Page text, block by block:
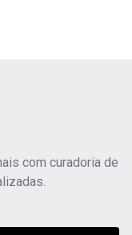
com curadoria de